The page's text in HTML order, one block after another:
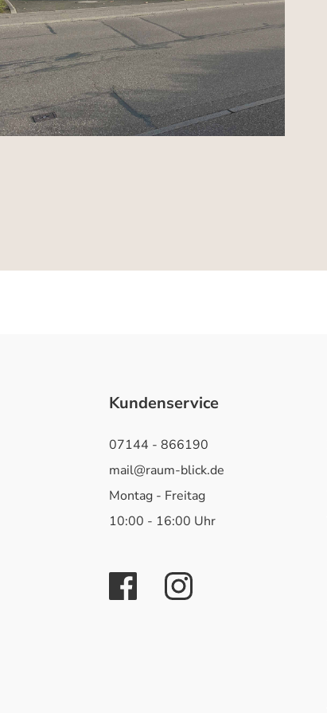
Kundenservice
07144 - 866190
mail@raum-blick.de
Montag - Freitag
10:00 - 16:00 Uhr